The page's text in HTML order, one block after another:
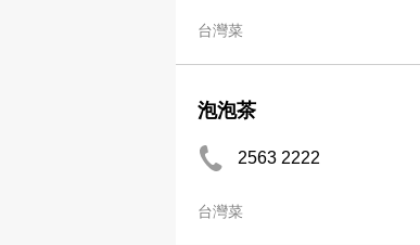
台灣菜
泡泡茶
2563 2222
台灣菜